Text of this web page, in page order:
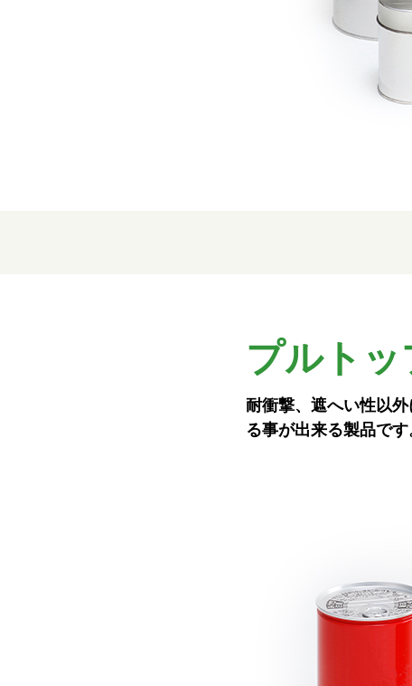
プルトッ
耐衝撃、遮へい性以
る事が出来る製品で